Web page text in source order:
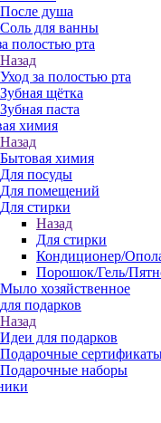
После душа
Соль для ванны
полостью рта
Назад
Уход за полостью рта
Зубная щётка
Зубная паста
химия
Назад
Бытовая химия
Для посуды
Для помещений
Для стирки
Назад
Для стирки
Кондиционер/
Порошок/Гель/
Мыло хозяйственное
подарков
Назад
Идеи для подарков
Подарочные
Подарочные наборы